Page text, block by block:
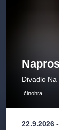
Divadlo
činohra
22.9.2026-